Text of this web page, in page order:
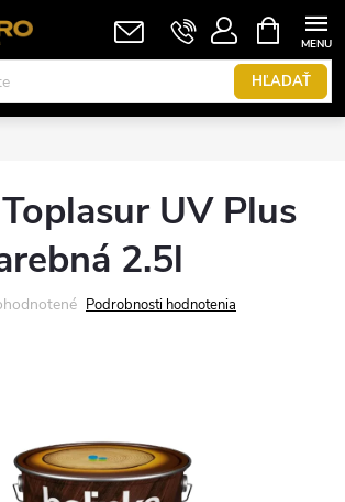
HĽADAŤ
KOŠÍK
UV Plus
2.5l
Podrobnosti hodnotenia